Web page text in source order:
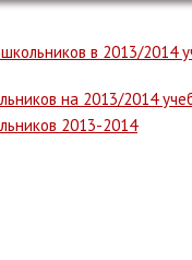
в 2013/2014
на 2013/2014
2013-2014